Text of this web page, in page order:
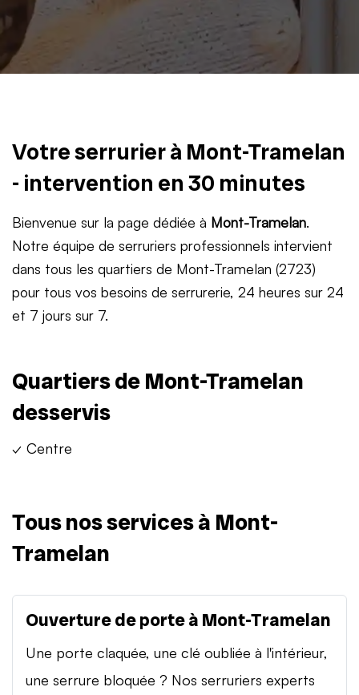
Votre serrurier à Mont-Tramelan
- intervention en 30 minutes
Bienvenue sur la page dédiée à Mont-Tramelan.
Notre équipe de serruriers professionnels intervient
dans tous les quartiers de Mont-Tramelan (2723)
pour tous vos besoins de serrurerie, 24 heures sur 24
et 7 jours sur 7.
Quartiers de Mont-Tramelan
desservis
✓ Centre
Tous nos services à Mont-
Tramelan
Ouverture de porte à Mont-Tramelan
Une porte claquée, une clé oubliée à l'intérieur,
une serrure bloquée ? Nos serruriers experts